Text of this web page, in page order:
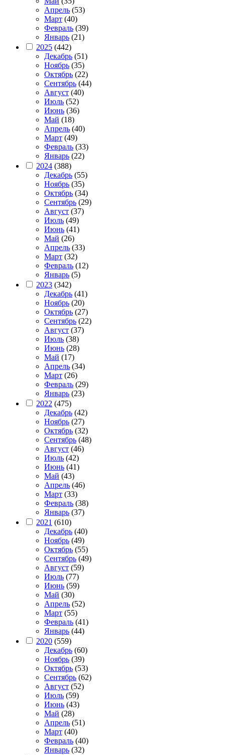
Апрель (53)
Март (40)
Февраль (39)
Январь (21)
2025 (442)
Декабрь (51)
Ноябрь (35)
Октябрь (22)
Сентябрь (44)
Август (40)
Июль (52)
Июнь (36)
Май (18)
Апрель (40)
Март (49)
Февраль (33)
Январь (22)
2024 (388)
Декабрь (55)
Ноябрь (35)
Октябрь (34)
Сентябрь (29)
Август (37)
Июль (49)
Июнь (41)
Май (26)
Апрель (33)
Март (32)
Февраль (12)
Январь (5)
2023 (342)
Декабрь (41)
Ноябрь (20)
Октябрь (27)
Сентябрь (22)
Август (37)
Июль (38)
Июнь (28)
Май (17)
Апрель (34)
Март (26)
Февраль (29)
Январь (23)
2022 (475)
Декабрь (42)
Ноябрь (27)
Октябрь (32)
Сентябрь (48)
Август (46)
Июль (42)
Июнь (41)
Май (43)
Апрель (46)
Март (33)
Февраль (38)
Январь (37)
2021 (610)
Декабрь (40)
Ноябрь (49)
Октябрь (55)
Сентябрь (49)
Август (59)
Июль (77)
Июнь (59)
Май (30)
Апрель (52)
Март (55)
Февраль (41)
Январь (44)
2020 (559)
Декабрь (60)
Ноябрь (39)
Октябрь (53)
Сентябрь (62)
Август (52)
Июль (59)
Июнь (43)
Май (28)
Апрель (51)
Март (40)
Февраль (40)
Январь (32)